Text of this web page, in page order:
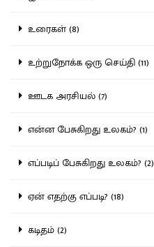
உரைகள் (8)
உற்றுநோக்க ஒரு செய்தி (11)
ஊடக அரசியல் (7)
என்ன பேசுகிறது உலகம்? (1)
எப்படிப் பேசுகிறது உலகம்? (2)
ஏன் எதற்கு எப்படி? (18)
கடிதம் (2)